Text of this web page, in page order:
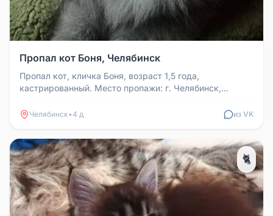
Пропал кот Боня, Челябинск
Пропал кот, кличка Боня, возраст 1,5 года,
кастрированный. Место пропажи: г. Челябинск,
Челябинск•4 д из VK
🐈